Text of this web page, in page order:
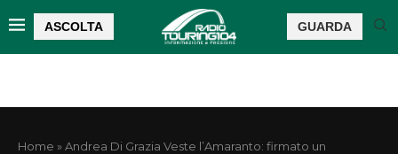
ASCOLTA GUARDA
Home »Andrea Di Grazia Veste l’Amaranto: firmato un